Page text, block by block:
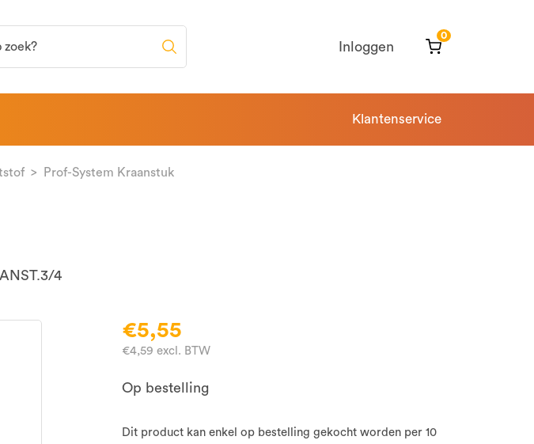
Inloggen
0
Klantenservice
Prof-System Kraanstuk
4
€5,55
€4,59 excl. BTW
Op bestelling
Dit product kan enkel op bestelling gekocht worden per 10